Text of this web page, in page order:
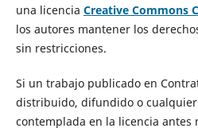
una licencia Creative Commons
los autores mantener los
sin restricciones.
Si un trabajo publicado en
distribuido, difundido o
contemplada en la licencia antes